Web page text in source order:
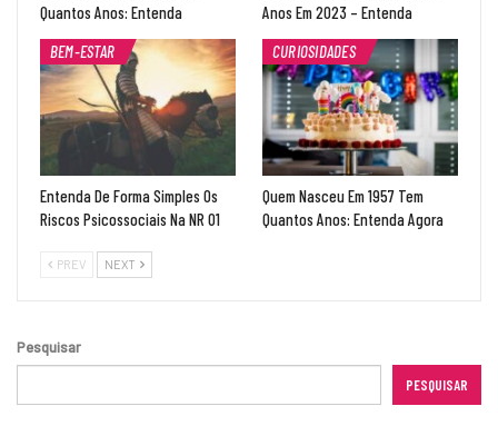
Quantos Anos: Entenda
Anos Em 2023 – Entenda
BEM-ESTAR
Entenda De Forma Simples Os
Riscos Psicossociais Na NR 01
CURIOSIDADES
Quem Nasceu Em 1957 Tem
Quantos Anos: Entenda Agora
PREV NEXT
Pesquisar
PESQUISAR